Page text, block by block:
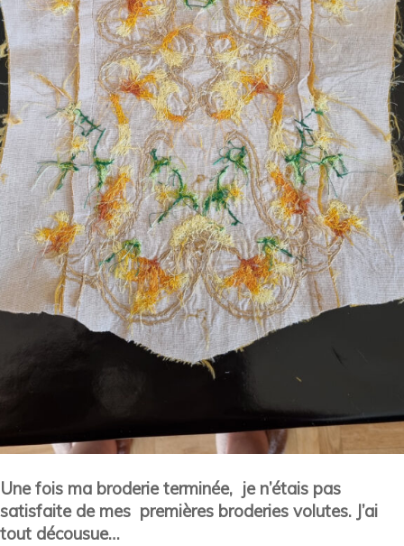
Une fois ma broderie terminée, je n’étais pas
satisfaite de mes premières broderies volutes. J’ai
tout décousue…